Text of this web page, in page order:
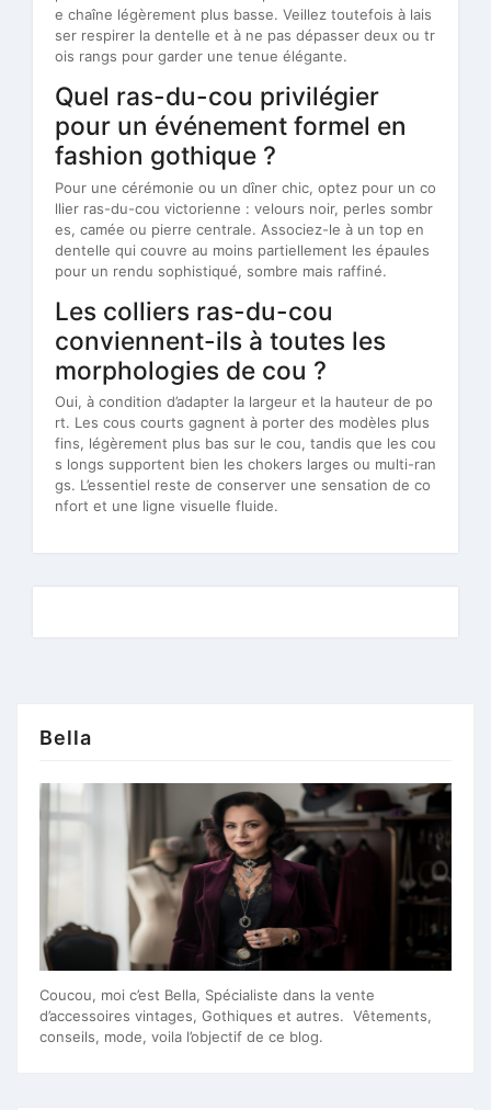
e chaîne légèrement plus basse. Veillez toutefois à lais
ser respirer la dentelle et à ne pas dépasser deux ou tr
ois rangs pour garder une tenue élégante.
Quel ras-du-cou privilégier
pour un événement formel en
fashion gothique ?
Pour une cérémonie ou un dîner chic, optez pour un co
llier ras-du-cou victorienne : velours noir, perles sombr
es, camée ou pierre centrale. Associez-le à un top en
dentelle qui couvre au moins partiellement les épaules
pour un rendu sophistiqué, sombre mais raffiné.
Les colliers ras-du-cou
conviennent-ils à toutes les
morphologies de cou ?
Oui, à condition d’adapter la largeur et la hauteur de po
rt. Les cous courts gagnent à porter des modèles plus
fins, légèrement plus bas sur le cou, tandis que les cou
s longs supportent bien les chokers larges ou multi-ran
gs. L’essentiel reste de conserver une sensation de co
nfort et une ligne visuelle fluide.
Bella
Coucou, moi c’est Bella, Spécialiste dans la vente
d’accessoires vintages, Gothiques et autres. Vêtements,
conseils, mode, voila l’objectif de ce blog.